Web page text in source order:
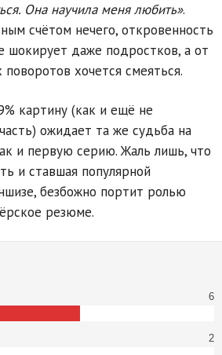
Она научила меня любить».
счётом нечего, откровенность
шокирует даже подростков, а от
хочется смеяться.
картину (как и ещё не
ожидает та же судьба на
и первую серию. Жаль лишь, что
и ставшая популярной
безбожно портит ролью
резюме.
6
2